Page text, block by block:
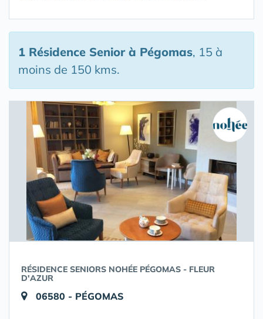
1 Résidence Seniorà Pégomas, 15 à
moins de 150 kms.
RÉSIDENCE SENIORS NOHÉE PÉGOMAS - FLEUR
D'AZUR
06580 - PÉGOMAS